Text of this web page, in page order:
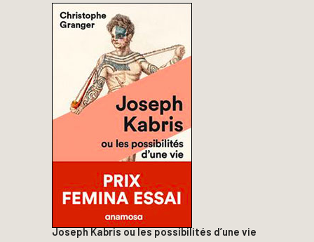
Joseph Kabris ou les possibilités d’une vie